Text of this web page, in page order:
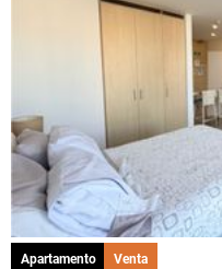
Apartamento Venta